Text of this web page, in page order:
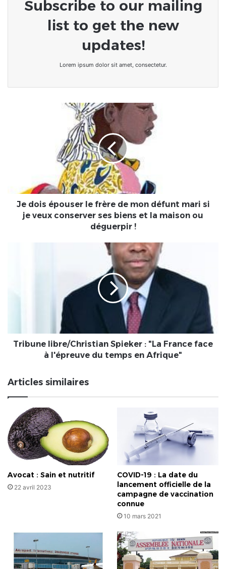
Subscribe to our mailing
list to get the new
updates!
Lorem ipsum dolor sit amet, consectetur.
mari
Je dois épouser le frère de mon défunt mari si
je veux conserver ses biens et la maison ou
déguerpir !
l'épreuve
Tribune libre/Christian Spieker : "La France face
à l'épreuve du temps en Afrique"
Articles similaires
Avocat : Sain et nutritif
22 avril 2023
COVID-19 : La date du
lancement officielle de la
campagne de vaccination
connue
10 mars 2021